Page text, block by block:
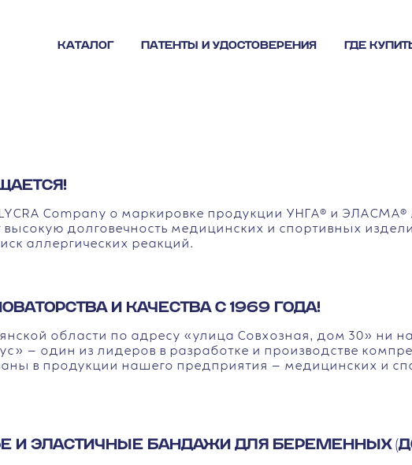
КАТАЛОГ ПАТЕНТЫ И УДОСТОВЕРЕНИЯ ГДЕ
Company о маркировке продукции УНГА® и ЭЛАСМА®
долговечность медицинских и спортивных
аллергических реакций.
И КАЧЕСТВА С 1969 ГОДА!
области по адресу «улица Совхозная, дом 30» ни
— один из лидеров в разработке и производстве
в продукции нашего предприятия — медицинских и
И ЭЛАСТИЧНЫЕ БАНДАЖИ ДЛЯ БЕРЕМЕННЫХ